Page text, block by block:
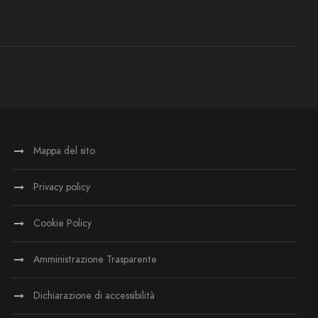
Mappa del sito
Privacy policy
Cookie Policy
Amministrazione Trasparente
Dichiarazione di accessibilità